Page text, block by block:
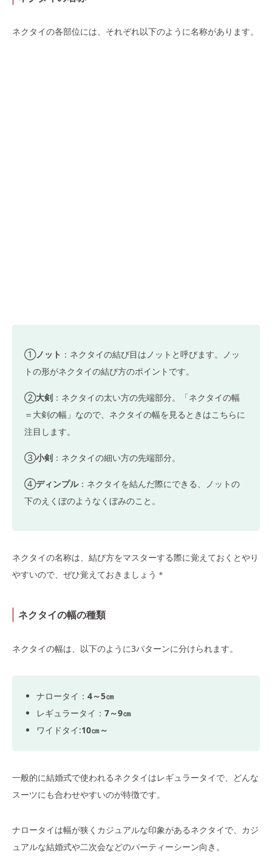
ネクタイの各部位には、それぞれ以下のように名称があります。
①ノット ：ネクタイの結び目はノットと呼びます。ノッ
トの形がネクタイの結び方のポイントです。
②大剣 ：ネクタイの太い方の先端部分。「ネクタイの幅
＝大剣の幅」なので、ネクタイの幅を見るときはこちらに
注目します。
③小剣 ：ネクタイの細い方の先端部分。
④ディンプル：ネクタイを結んだ際にできる、ノットの
下のえくぼのようなくぼみのこと。
ネクタイの名称は、結び方をマスターする際に覚えておくとやり
やすいので、ぜひ覚えておきましょう＊
ネクタイの幅の種類
ネクタイの幅は、以下のように3パターンに分けられます。
ナロータイ： 4～5㎝
レギュラータイ： 7～9㎝
ワイドタイ:10㎝～
一般的に結婚式で使われるネクタイはレギュラータイで、どんな
スーツにも合わせやすいのが特徴です。
ナロータイは幅が狭くカジュアルな印象があるネクタイで、カジ
ュアルな結婚式や二次会などのパーティーシーン向き。